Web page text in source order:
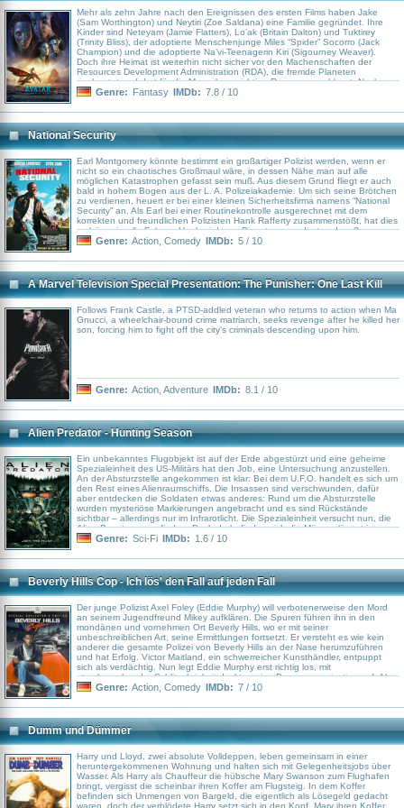
QuellenWikipedia Artikel über der Roman
Mehr als zehn Jahre nach den Ereignissen des ersten Films haben Jake
(Sam Worthington) und Neytiri (Zoe Saldana) eine Familie gegründet. Ihre
Kinder sind Neteyam (Jamie Flatters), Lo’ak (Britain Dalton) und Tuktirey
(Trinity Bliss), der adoptierte Menschenjunge Miles “Spider” Socorro (Jack
Champion) und die adoptierte Na’vi-Teenagerin Kiri (Sigourney Weaver).
Doch ihre Heimat ist weiterhin nicht sicher vor den Machenschaften der
Resources Development Administration (RDA), die fremde Planeten
ausbeutet und dort für die Menschen wichtige Ressourcen abbaut. Nach
dem Tod von Colonel Miles Quaritch (Stephen Lang) hat nun General
sich Neytiri, Jake und ihre Familie gezwungen, ihr Zuhause zu verlassen und
beim Na’vi-Stamm der Metkayina Zuflucht zu suchen, der an den Küsten und
Meeren des Mondes Pandora lebt und von der schwangeren Ronal (Kate
Winslet) und ihrem Mann Tonowari (Cliff Curtis) angeführt wird.
Genre: Fantasy IMDb: 7.8 / 10
National Security
Earl Montgomery könnte bestimmt ein großartiger Polizist werden, wenn er
nicht so ein chaotisches Großmaul wäre, in dessen Nähe man auf alle
möglichen Katastrophen gefasst sein muß. Aus diesem Grund fliegt er auch
bald in hohem Bogen aus der L. A. Polizeiakademie. Um sich seine Brötchen
zu verdienen, heuert er bei einer kleinen Sicherheitsfirma namens “National
Security” an. Als Earl bei einer Routinekontrolle ausgerechnet mit dem
korrekten und freundlichen Polizisten Hank Rafferty zusammenstößt, hat dies
verhängnisvolle Folgen: Hank wird vom Dienst suspendiert und muß sogar
wegen angeblicher Körperverletzung für ein halbes Jahr hinter Gitter. Wieder
Security”. Wenn das mal gutgeht!
Genre: Action Comedy IMDb: 5 / 10
A Marvel Television Special Presentation: The Punisher: One Last Kill
Follows Frank Castle, a PTSD-addled veteran who returns to action when Ma
Gnucci, a wheelchair-bound crime matriarch, seeks revenge after he killed her
son, forcing him to fight off the city's criminals descending upon him.
Genre: Action Adventure IMDb: 8.1 / 10
Alien Predator - Hunting Season
Ein unbekanntes Flugobjekt ist auf der Erde abgestürzt und eine geheime
Spezialeinheit des US-Militärs hat den Job, eine Untersuchung anzustellen.
An der Absturzstelle angekommen ist klar: Bei dem U.F.O. handelt es sich um
den Rest eines Alienraumschiffs. Die Insassen sind verschwunden, dafür
aber entdecken die Soldaten etwas anderes: Rund um die Absturzstelle
wurden mysteriöse Markierungen angebracht und es sind Rückstände
sichtbar – allerdings nur im Infrarotlicht. Die Spezialeinheit versucht nun, die
Alien-Besatzung zu finden. Doch da befinden sich die Männer längst im
Visier tödlicher Feinde…
Genre: Sci-Fi IMDb: 1.6 / 10
Beverly Hills Cop - Ich lös' den Fall auf jeden Fall
Der junge Polizist Axel Foley (Eddie Murphy) will verbotenerweise den Mord
an seinem Jugendfreund Mikey aufklären. Die Spuren führen ihn in den
mondänen und vornehmen Ort Beverly Hills, wo er mit seiner
unbeschreiblichen Art, seine Ermittlungen fortsetzt. Er versteht es wie kein
anderer die gesamte Polizei von Beverly Hills an der Nase herumzuführen
und hat Erfolg. Victor Maitland, ein schwerreicher Kunsthändler, entpuppt
sich als verdächtig. Nun legt Eddie Murphy erst richtig los, mit
atemberaubender Schlitzohrigkeit deckt er eine Drogenorganisation auf. Aber
vorerst löst er nur ein Fiasko nach dem anderen aus …
Genre: Action Comedy IMDb: 7 / 10
Dumm und Dümmer
Harry und Lloyd, zwei absolute Volldeppen, leben gemeinsam in einer
heruntergekommenen Wohnung und halten sich mit Gelegenheitsjobs über
Wasser. Als Harry als Chauffeur die hübsche Mary Swanson zum Flughafen
bringt, vergisst die scheinbar ihren Koffer am Flugsteig. In dem Koffer
befinden sich Unmengen von Bargeld, die eigentlich als Lösegeld gedacht
waren, doch der verblödete Harry setzt sich in den Kopf, Mary ihren Koffer